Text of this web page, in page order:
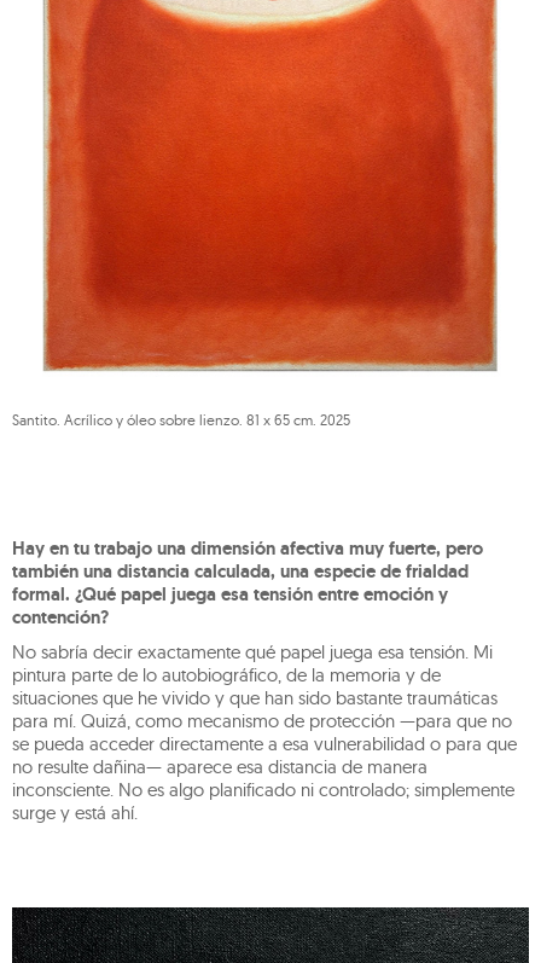
Santito. Acrílico y óleo sobre lienzo. 81 x 65 cm. 2025
Hay en tu trabajo una dimensión afectiva muy fuerte, pero
también una distancia calculada, una especie de frialdad
formal. ¿Qué papel juega esa tensión entre emoción y
contención?
No sabría decir exactamente qué papel juega esa tensión. Mi
pintura parte de lo autobiográfico, de la memoria y de
situaciones que he vivido y que han sido bastante traumáticas
para mí. Quizá, como mecanismo de protección —para que no
se pueda acceder directamente a esa vulnerabilidad o para que
no resulte dañina— aparece esa distancia de manera
inconsciente. No es algo planificado ni controlado; simplemente
surge y está ahí.